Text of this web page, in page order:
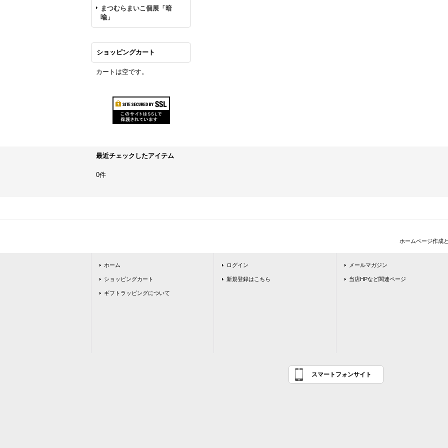
まつむらまいこ個展「暗
喩」
ショッピングカート
カートは空です。
最近チェックしたアイテム
0件
ホームページ作成
ホーム
ショッピングカート
ギフトラッピングについて
ログイン
新規登録はこちら
メールマガジン
当店HPなど関連ページ
スマートフォンサイト